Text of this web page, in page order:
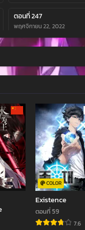
ตอนที่ 247
พฤศจิกายน 22, 2022
ตอนที่ 243
ตอนที่ 239
ตอนที่ 235
พฤศจิกายน 22, 2022
ตอนที่ 231
พฤศจิกายน 22, 2022
ตอนที่ 227
พฤศจิกายน 22, 2022
ตอนที่ 223
พฤศจิกายน 22, 2022
COLOR
Existence
ตอนที่ 59
7.6